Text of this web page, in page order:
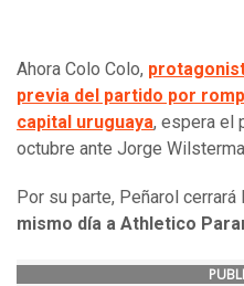
Ahora Colo Colo,
previa del partido por
capital uruguaya, espera el
octubre ante Jorge
Por su parte, Peñarol cerrará
mismo día a Athletico